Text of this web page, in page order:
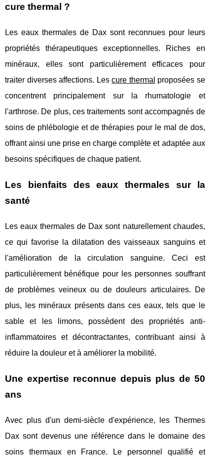
cure thermal ?
Les eaux thermales de Dax sont reconnues pour leurs
propriétés thérapeutiques exceptionnelles. Riches en
minéraux, elles sont particulièrement efficaces pour
traiter diverses affections. Lescure thermal proposées se
concentrent principalement sur la rhumatologie et
l'arthrose. De plus, ces traitements sont accompagnés de
soins de phlébologie et de thérapies pour le mal de dos,
offrant ainsi une prise en charge complète et adaptée aux
besoins spécifiques de chaque patient.
Les bienfaits des eaux thermales sur la
santé
Les eaux thermales de Dax sont naturellement chaudes,
ce qui favorise la dilatation des vaisseaux sanguins et
l'amélioration de la circulation sanguine. Ceci est
particulièrement bénéfique pour les personnes souffrant
de problèmes veineux ou de douleurs articulaires. De
plus, les minéraux présents dans ces eaux, tels que le
sable et les limons, possèdent des propriétés anti-
inflammatoires et décontractantes, contribuant ainsi à
réduire la douleur et à améliorer la mobilité.
Une expertise reconnue depuis plus de 50
ans
Avec plus d'un demi-siècle d'expérience, les Thermes
Dax sont devenus une référence dans le domaine des
soins thermaux en France. Le personnel qualifié et